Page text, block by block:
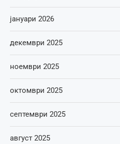
јануари 2026
декември 2025
ноември 2025
октомври 2025
септември 2025
август 2025